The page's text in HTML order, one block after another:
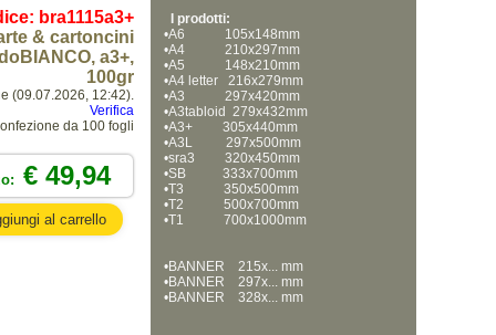
bra1115a3+
& cartoncini
a3+,
100gr
(09.07.2026, 12:42).
Verifica
da 100 fogli
€ 49,94
I prodotti:
•A6            105x148mm
•A4            210x297mm
•A5            148x210mm
•A4 letter   216x279mm
•A3            297x420mm
•A3tabloid  279x432mm
•A3+         305x440mm
•A3L          297x500mm
•sra3         320x450mm
•SB           333x700mm
•T3            350x500mm
•T2            500x700mm
•T1            700x1000mm
•BANNER    215x... mm
•BANNER    297x... mm
•BANNER    328x... mm